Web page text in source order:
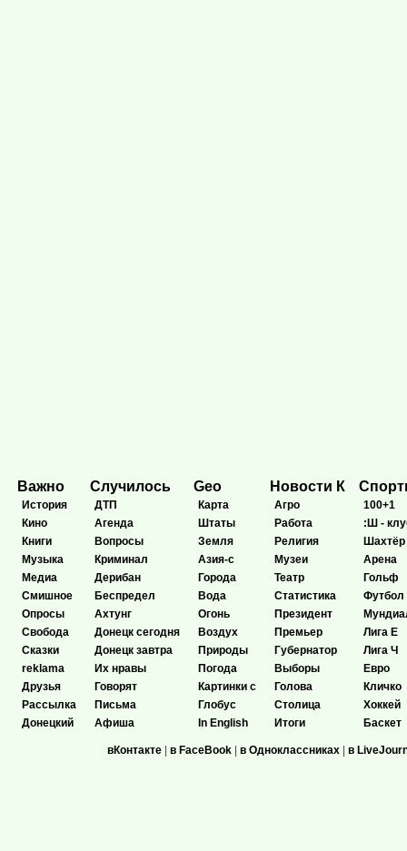
Важно
История
Кино
Книги
Музыка
Медиа
Смишное
Опросы
Свобода
Сказки
reklama
Друзья
Рассылка
Донецкий
Случилось
ДТП
Агенда
Вопросы
Криминал
Дерибан
Беспредел
Ахтунг
Донецк сегодня
Донецк завтра
Их нравы
Говорят
Письма
Афиша
Geo
Карта
Штаты
Земля
Азия-с
Города
Вода
Огонь
Воздух
Природы
Погода
Картинки с
Глобус
In English
Новости К
Агро
Работа
Религия
Музеи
Театр
Статистика
Президент
Премьер
Губернатор
Выборы
Голова
Столица
Итоги
100+1
:Ш -
Шахтёр
Арена
Гольф
Футбол
Лига Е
Лига Ч
Евро
Кличко
Хоккей
Баскет
вКонтакте | в FaceBook | в Одноклассниках | в